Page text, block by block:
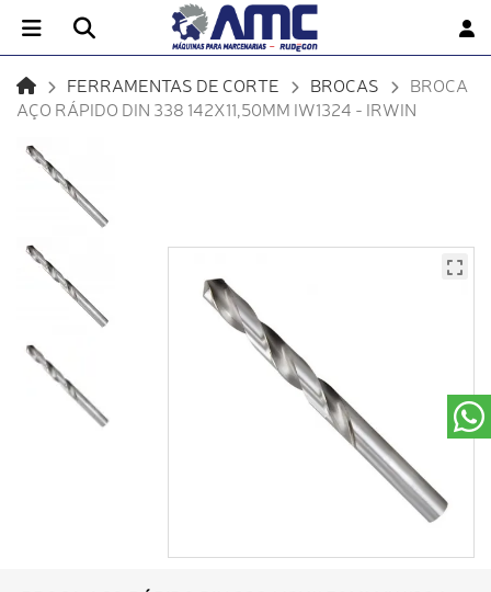
FERRAMENTAS DE CORTE BROCAS
BROCA
AÇO RÁPIDO DIN 338 142X11,50MM IW1324 - IRWIN